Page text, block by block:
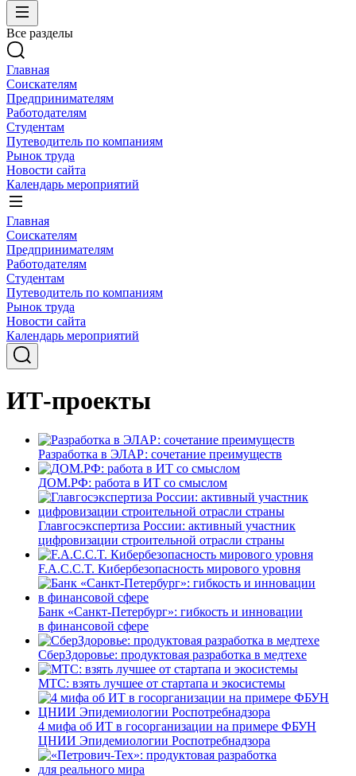
Все разделы
Главная
Соискателям
Предпринимателям
Работодателям
Студентам
Путеводитель по компаниям
Рынок труда
Новости сайта
Календарь мероприятий
Главная
Соискателям
Предпринимателям
Работодателям
Студентам
Путеводитель по компаниям
Рынок труда
Новости сайта
Календарь мероприятий
ИТ-проекты
Разработка в ЭЛАР: сочетание преимуществ
ДОМ.РФ: работа в ИТ со смыслом
Главгосэкспертиза России: активный участник
цифровизации строительной отрасли страны
F.A.C.C.T. Кибербезопасность мирового уровня
Банк «Санкт-Петербург»: гибкость и инновации
в финансовой сфере
СберЗдоровье: продуктовая разработка в медтехе
МТС: взять лучшее от стартапа и экосистемы
4 мифа об ИТ в госорганизации на примере ФБУН
ЦНИИ Эпидемиологии Роспотребнадзора